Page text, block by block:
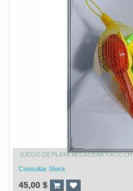
JUEGO DE PLAYA REGADERA Y ACC CH
Consultar Stock
45,00 $